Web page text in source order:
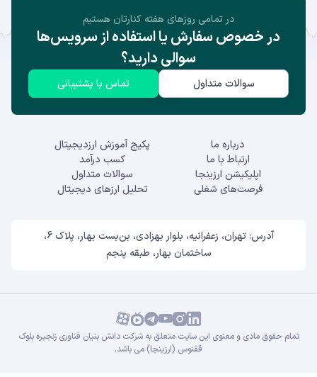
در تمامی روز‌های هفته کنارتان هستیم
در خصوص سفارش یا استفاده از سرویس‌ها
سوالی دارید؟
سوالات متداول تماس با پشتیبانی
درباره ما
ارتباط با ما
اپلیکیشن ارزینجا
فرصت‌های شغلی
پکیج آموزش ارزدیجیتال
کسب درآمد
سوالات متداول
تحلیل ارزهای دیجیتال
آدرس: تهران، زعفرانیه، بلوار بهزادی، بن‌بست بهار، پلاک 6،
ساختمان بهار، طبقه پنجم
تمام حقوق مادی و معنوی این سایت متعلق به شرکت دانش بنیان فناوری زنجیره بلوک
ققنوس (ارزینجا) می باشد.